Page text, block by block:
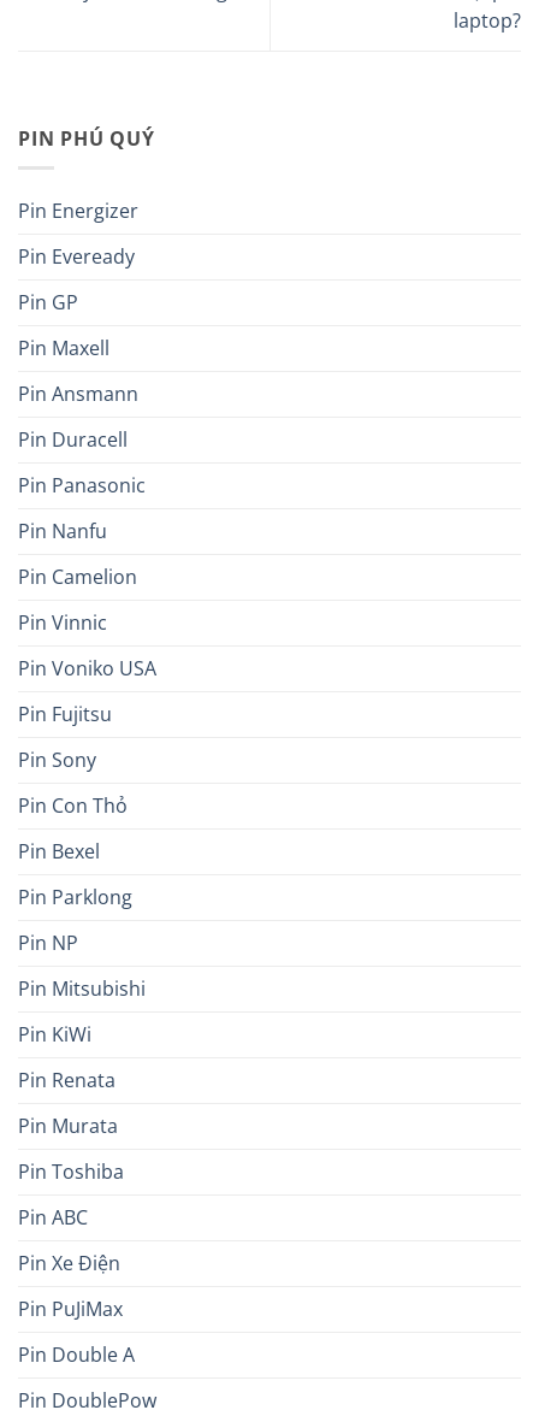
PIN PHÚ QUÝ
Pin Energizer
Pin Eveready
Pin GP
Pin Maxell
Pin Ansmann
Pin Duracell
Pin Panasonic
Pin Nanfu
Pin Camelion
Pin Vinnic
Pin Voniko USA
Pin Fujitsu
Pin Sony
Pin Con Thỏ
Pin Bexel
Pin Parklong
Pin NP
Pin Mitsubishi
Pin KiWi
Pin Renata
Pin Murata
Pin Toshiba
Pin ABC
Pin Xe Điện
Pin PuJiMax
Pin Double A
Pin DoublePow
laptop?